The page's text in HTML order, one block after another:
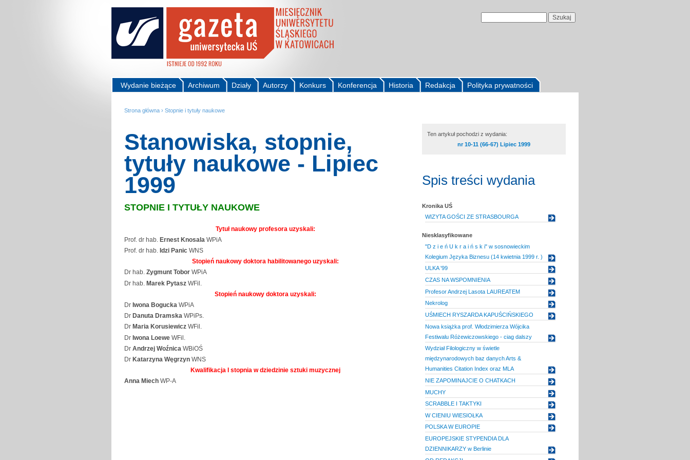
Polityka prywatności
Redakcja
Historia
Konferencja
Konkurs
Autorzy
Działy
Archiwum
Wydanie bieżące
Strona główna › Stopnie i tytuły naukowe
Stanowiska, stopnie,
tytuły naukowe - Lipiec
1999
STOPNIE I TYTUŁY NAUKOWE
Tytuł naukowy profesora uzyskali:
Prof. dr hab. Ernest Knosala WPiA
Prof. dr hab. Idzi Panic WNS
Stopień naukowy doktora habilitowanego uzyskali:
Dr hab. Zygmunt Tobor WPiA
Dr hab. Marek Pytasz WFil.
Stopień naukowy doktora uzyskali:
Dr Iwona Bogucka WPiA
Dr Danuta Dramska WPiPs.
Dr Maria Korusiewicz WFil.
Dr Iwona Loewe WFil.
Dr Andrzej Woźnica WBiOŚ
Dr Katarzyna Węgrzyn WNS
Kwalifikacja I stopnia w dziedzinie sztuki muzycznej
Anna Miech WP-A
Ten artykuł pochodzi z wydania:
nr 10-11 (66-67) Lipiec 1999
Spis treści wydania
Kronika UŚ
WIZYTA GOŚCI ZE STRASBOURGA
Niesklasyfikowane
"D z i e ń U k r a i ń s k i" w sosnowieckim
Kolegium Języka Biznesu (14 kwietnia 1999 r. )
ULKA '99
CZAS NA WSPOMNIENIA
Profesor Andrzej Lasota LAUREATEM
Nekrolog
UŚMIECH RYSZARDA KAPUŚCIŃSKIEGO
Nowa książka prof. Włodzimierza Wójcika
Festiwalu Różewiczowskiego - ciag dalszy
Wydział Filologiczny w świetle
międzynarodowych baz danych Arts &
Humanities Citation Index oraz MLA
NIE ZAPOMINAJCIE O CHATKACH
MUCHY
SCRABBLE I TAKTYKI
W CIENIU WIESIOŁKA
POLSKA W EUROPIE
EUROPEJSKIE STYPENDIA DLA
DZIENNIKARZY w Berlinie